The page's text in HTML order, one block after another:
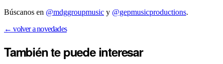
Búscanos en @mdggroupmusic y @gepmusicproductions.
← volver a novedades
También te puedeinteresar